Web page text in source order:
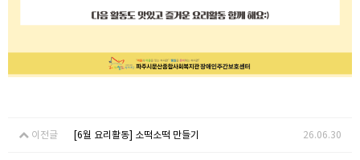
이전글 [6월 요리활동] 소떡소떡 만들기 26.06.30